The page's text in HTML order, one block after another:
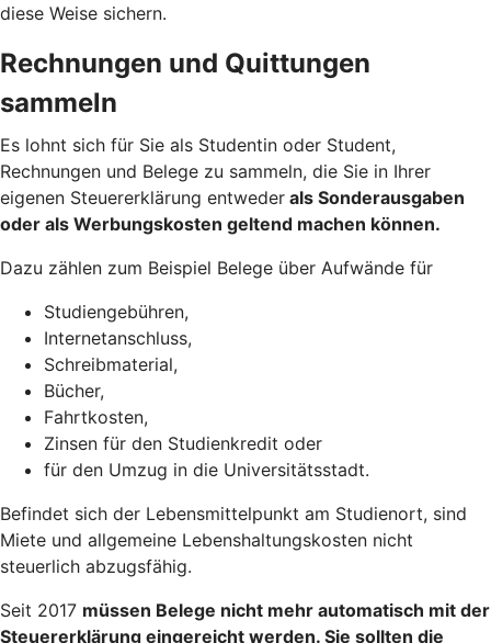
diese Weise sichern.
Rechnungen und Quittungen
sammeln
Es lohnt sich für Sie als Studentin oder Student,
Rechnungen und Belege zu sammeln, die Sie in Ihrer
eigenen Steuererklärung entweder als Sonderausgaben
oder als Werbungskosten geltend machen können.
Dazu zählen zum Beispiel Belege über Aufwände für
Studiengebühren,
Internetanschluss,
Schreibmaterial,
Bücher,
Fahrtkosten,
Zinsen für den Studienkredit oder
für den Umzug in die Universitätsstadt.
Befindet sich der Lebensmittelpunkt am Studienort, sind
Miete und allgemeine Lebenshaltungskosten nicht
steuerlich abzugsfähig.
Seit 2017 müssen Belege nicht mehr automatisch mit der
Steuererklärung eingereicht werden. Sie sollten die